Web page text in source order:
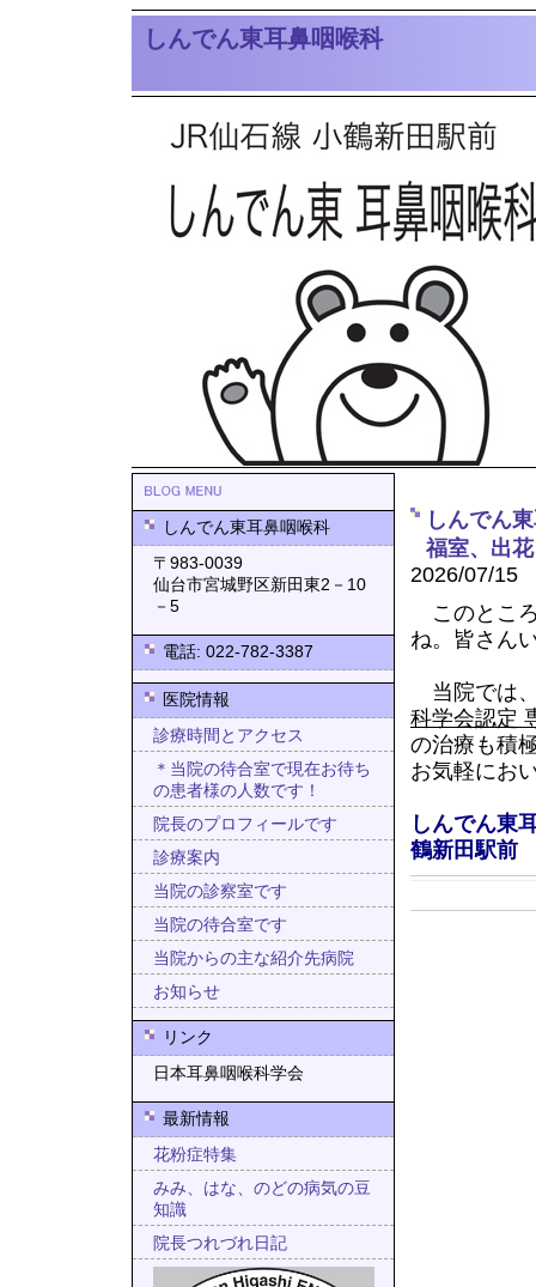
しんでん東耳鼻咽喉科
しんでん東耳鼻咽喉科
〒983-0039
仙台市宮城野区新田東2－10
－5
電話: 022-782-3387
医院情報
診療時間とアクセス
＊当院の待合室で現在お待ち
の患者様の人数です！
院長のプロフィールです
診療案内
当院の診察室です
当院の待合室です
当院からの主な紹介先病院
お知らせ
リンク
日本耳鼻咽喉科学会
最新情報
花粉症特集
みみ、はな、のどの病気の豆
知識
院長つれづれ日記
しんでん
福室、出
2026/07/15
このとこ
ね。皆さん
当院では
科学会認定
の治療も積
お気軽にお
しんでん東
鶴新田駅前